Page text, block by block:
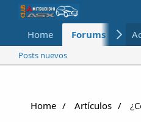
Home Forums
Posts nuevos
Home Artículos